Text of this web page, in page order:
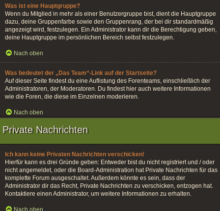
Was ist eine Hauptgruppe?
Wenn du Mitglied in mehr als einer Benutzergruppe bist, dient die Hauptgruppe
dazu, deine Gruppenfarbe sowie den Gruppenrang, der bei dir standardmäßig
angezeigt wird, festzulegen. Ein Administrator kann dir die Berechtigung geben,
deine Hauptgruppe im persönlichen Bereich selbst festzulegen.
Nach oben
Was bedeutet der „Das Team“-Link auf der Startseite?
Auf dieser Seite findest du eine Auflistung des Forenteams, einschließlich der
Administratoren, der Moderatoren. Du findest hier auch weitere Informationen
wie die Foren, die diese im Einzelnen moderieren.
Nach oben
Private Nachrichten
Ich kann keine Privaten Nachrichten verschicken!
Hierfür kann es drei Gründe geben: Entweder bist du nicht registriert und / oder
nicht angemeldet, oder die Board-Administration hat Private Nachrichten für das
komplette Forum ausgeschaltet. Außerdem könnte es sein, dass der
Administrator dir das Recht, Private Nachrichten zu verschicken, entzogen hat.
Kontaktiere einen Administrator, um weitere Informationen zu erhalten.
Nach oben